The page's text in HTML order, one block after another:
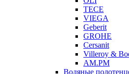
TECE
VIEGA
Geberit
GROHE
Cersanit
Villeroy &
AM.PM
Водяные